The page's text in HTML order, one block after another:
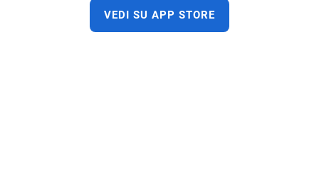
VEDI SU APP STORE